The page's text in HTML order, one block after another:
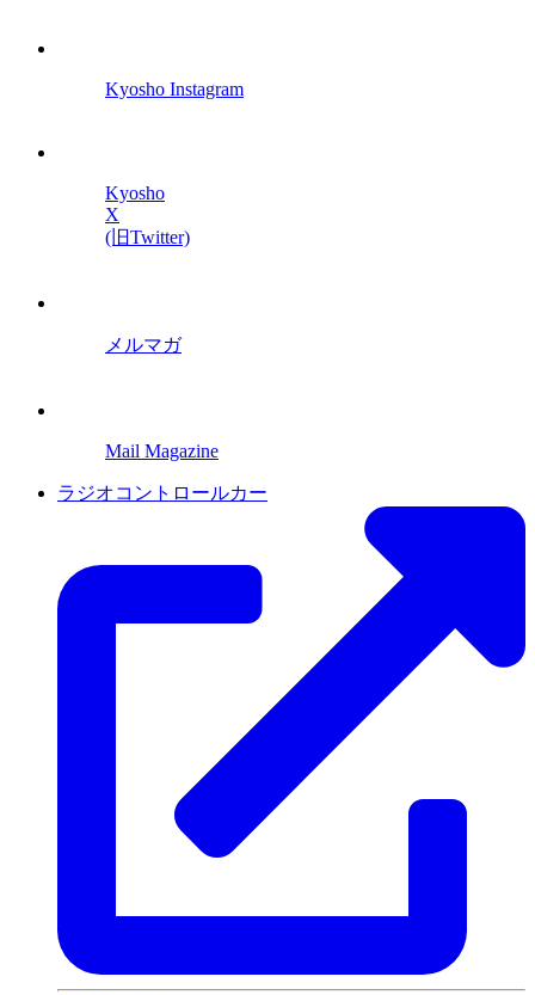
Kyosho Instagram
Kyosho
X
(旧Twitter)
メルマガ
Mail Magazine
ラジオコントロールカー